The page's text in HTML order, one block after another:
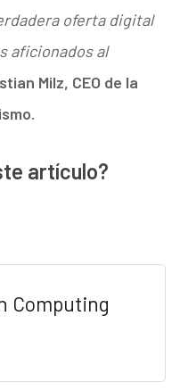
oferta digital
aficionados al
Milz, CEO de la
artículo?
Computing